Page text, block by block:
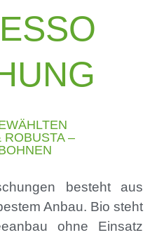
ROBUSTA –
besteht aus
Anbau. Bio steht
ohne Einsatz